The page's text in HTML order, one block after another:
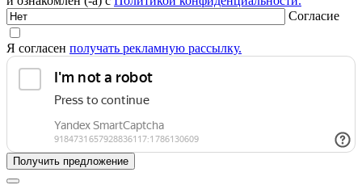
Согласие
Я согласен получать рекламную рассылку.